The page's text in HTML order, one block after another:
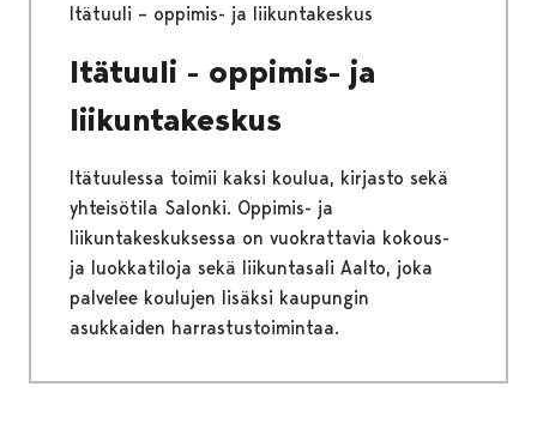
Itätuuli – oppimis- ja liikuntakeskus
Itätuuli - oppimis- ja
liikuntakeskus
Itätuulessa toimii kaksi koulua, kirjasto sekä
yhteisötila Salonki. Oppimis- ja
liikuntakeskuksessa on vuokrattavia kokous-
ja luokkatiloja sekä liikuntasali Aalto, joka
palvelee koulujen lisäksi kaupungin
asukkaiden harrastustoimintaa.